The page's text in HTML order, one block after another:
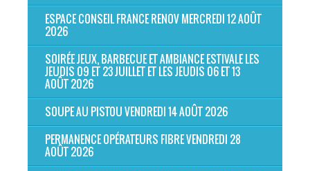
ESPACE CONSEIL FRANCE RENOV MERCREDI 12 AOÛT
2026
SOIRÉE JEUX, BARBECUE ET AMBIANCE ESTIVALE LES
JEUDIS 09 ET 23 JUILLET ET LES JEUDIS 06 ET 13
AOÛT 2026
SOUPE AU PISTOU VENDREDI 14 AOÛT 2026
PERMANENCE OPÉRATEURS FIBRE VENDREDI 28
AOÛT 2026